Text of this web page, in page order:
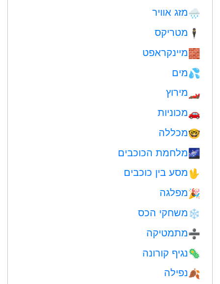
🌧מזג אוויר
🕴️ מטריקס
🧱מיינקראפט
💦מים
🏎 מירוץ
🚗מכוניות
🤓מכללה
🌌מלחמת הכוכבים
🖖מסע בין כוכבים
🎉מפלגה
❄️משחקי הכס
➗מתמטיקה
🦠נגיף קורונה
🍂נפילה